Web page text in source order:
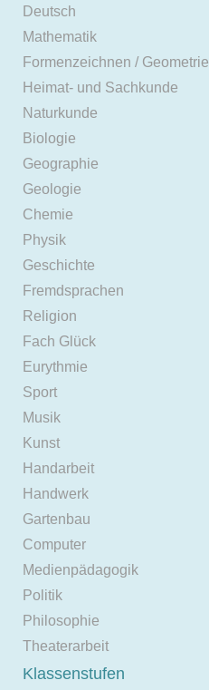
Deutsch
Mathematik
Formenzeichnen / Geometrie
Heimat- und Sachkunde
Naturkunde
Biologie
Geographie
Geologie
Chemie
Physik
Geschichte
Fremdsprachen
Religion
Fach Glück
Eurythmie
Sport
Musik
Kunst
Handarbeit
Handwerk
Gartenbau
Computer
Medienpädagogik
Politik
Philosophie
Theaterarbeit
Klassenstufen